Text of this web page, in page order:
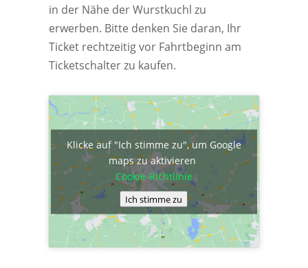
in der Nähe der Wurstkuchl zu
erwerben. Bitte denken Sie daran, Ihr
Ticket rechtzeitig vor Fahrtbeginn am
Ticketschalter zu kaufen.
Klicke auf "Ich stimme zu", um Google
maps zu aktivieren
Cookie-Richtlinie
Ich stimme zu